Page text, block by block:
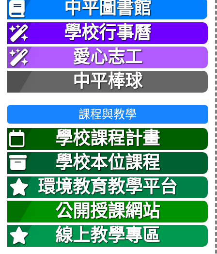
中平圖書館
學校行事曆
愛心志工
中平棒球
課程與教學
學校課程計畫
學校本位課程
環境教育教學平台
公開授課網站
線上教學專區